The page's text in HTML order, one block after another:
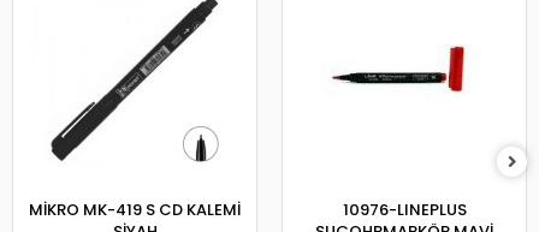
MİKRO MK-419 S CD KALEMİ
10976-LINEPLUS